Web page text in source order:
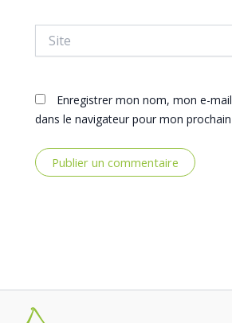
Enregistrer mon nom, mon e-
dans le navigateur pour mon